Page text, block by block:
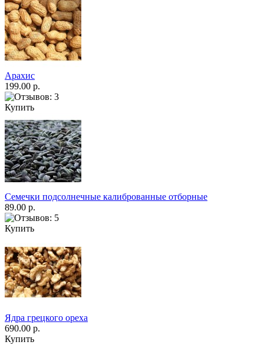
Арахис
199.00 р.
Купить
Семечки подсолнечные калиброванные отборные
89.00 р.
Купить
Ядра грецкого ореха
690.00 р.
Купить